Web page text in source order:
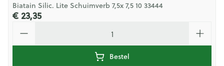
Biatain Silic. Lite Schuimverb 7,5x 7,5 10 33444
€ 23,35
Bestel